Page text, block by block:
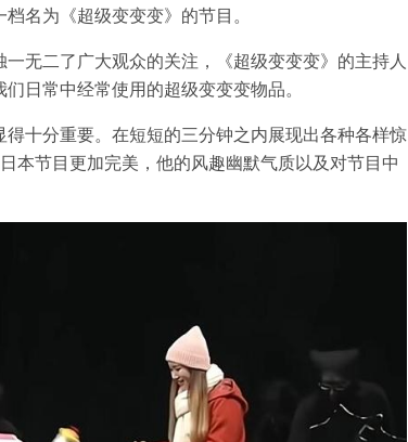
名为《超级变变变》的节目。
无二了广大观众的关注，《超级变变变》的主持人
日常中经常使用的超级变变变物品。
十分重要。在短短的三分钟之内展现出各种各样惊
本节目更加完美，他的风趣幽默气质以及对节目中